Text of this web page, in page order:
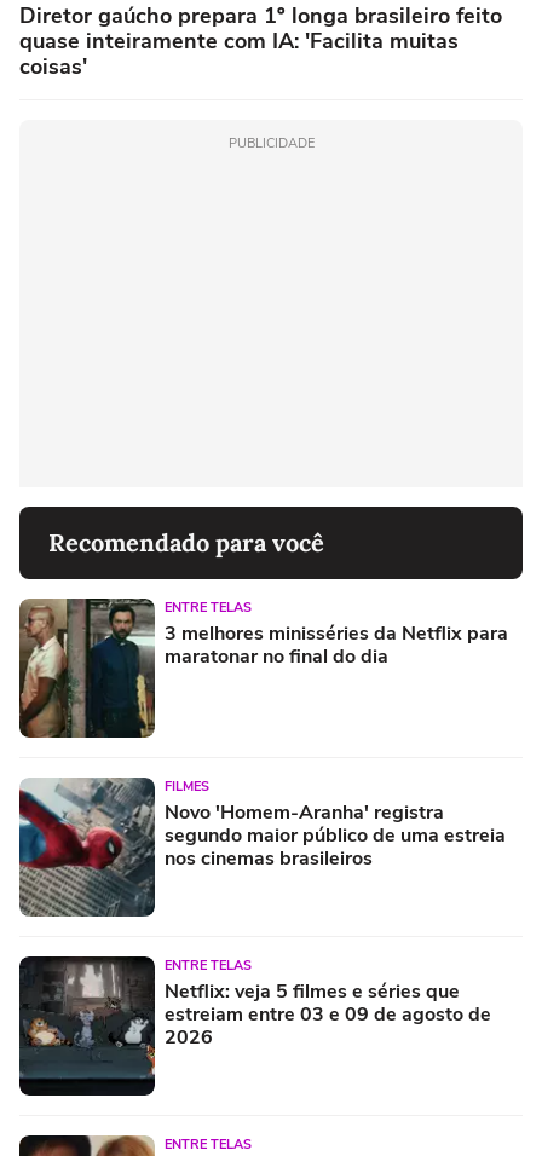
Diretor gaúcho prepara 1º longa brasileiro feito
quase inteiramente com IA: 'Facilita muitas
coisas'
PUBLICIDADE
Recomendado para você
ENTRE TELAS
3 melhores minisséries da Netflix para
maratonar no final do dia
FILMES
Novo 'Homem-Aranha' registra
segundo maior público de uma estreia
nos cinemas brasileiros
ENTRE TELAS
Netflix: veja 5 filmes e séries que
estreiam entre 03 e 09 de agosto de
2026
ENTRE TELAS